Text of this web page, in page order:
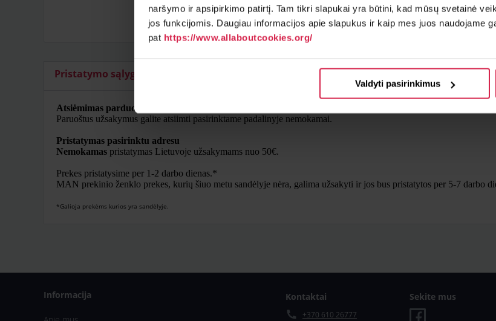
naršymo ir apsipirkimo patirtį. Tam tikri slapukai yra būtini, kad mūsų svetainė
jos funkcijomis. Daugiau informacijos apie slapukus ir kaip mes juos naudojame
pat https://www.allaboutcookies.org/
Valdyti pasirinkimus
Pristatymo sąlygos Likutis
Atsiėmimas parduotuvėje
Paruoštus užsakymus galite atsiimti pasirinktame padalinyje nemokamai.
Pristatymas pasirinktu adresu
Nemokamas pristatymas Lietuvoje užsakymams nuo 50€.
Prekes pristatysime per 1-2 darbo dienas.*
MAN prekinio ženklo prekes, kurių šiuo metu sandėlyje nėra, galima užsakyti ir jos bus pristatytos per 5-7 darbo
*Galioja prekėms kurios yra sandėlyje.
Informacija Kontaktai
+370 610 26777
Sekite mus